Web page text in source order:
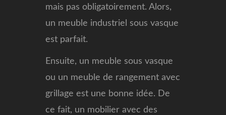
mais pas obligatoirement. Alors,
un meuble industriel sous vasque
est parfait.
Ensuite, un meuble sous vasque
ou un meuble de rangement avec
grillage est une bonne idée. De
ce fait, un mobilier avec des